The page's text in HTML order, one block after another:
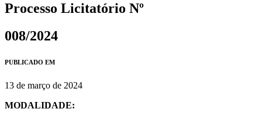
Processo Licitatório Nº
008/2024
PUBLICADO EM
13 de março de 2024
MODALIDADE: